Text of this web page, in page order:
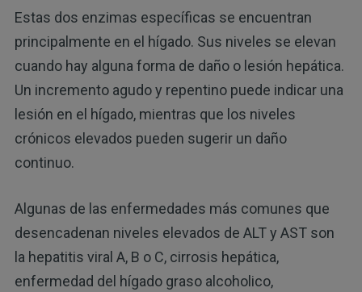
Estas dos enzimas específicas se encuentran
principalmente en el hígado. Sus niveles se elevan
cuando hay alguna forma de daño o lesión hepática.
Un incremento agudo y repentino puede indicar una
lesión en el hígado, mientras que los niveles
crónicos elevados pueden sugerir un daño
continuo.
Algunas de las enfermedades más comunes que
desencadenan niveles elevados de ALT y AST son
la hepatitis viral A, B o C, cirrosis hepática,
enfermedad del hígado graso alcoholico,